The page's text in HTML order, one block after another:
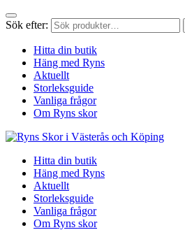
Sök efter:
Hitta din butik
Häng med Ryns
Aktuellt
Storleksguide
Vanliga frågor
Om Ryns skor
Hitta din butik
Häng med Ryns
Aktuellt
Storleksguide
Vanliga frågor
Om Ryns skor